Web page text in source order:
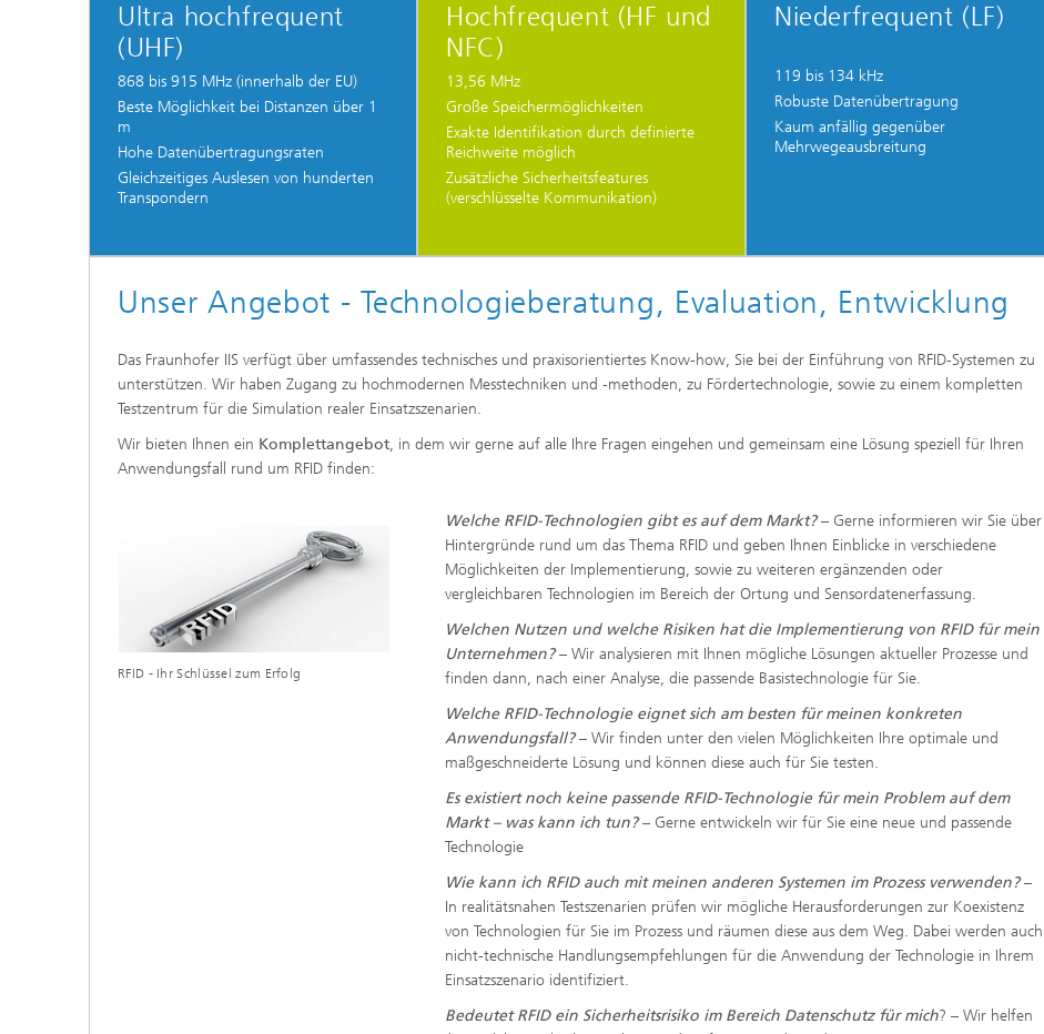
Ultra hochfrequent
(UHF)
868 bis 915 MHz (innerhalb der EU)
Beste Möglichkeit bei Distanzen über 1
m
Hohe Datenübertragungsraten
Gleichzeitiges Auslesen von hunderten
Transpondern
Hochfrequent (HF und
NFC)
13,56 MHz
Große Speichermöglichkeiten
Exakte Identifikation durch definierte
Reichweite möglich
Zusätzliche Sicherheitsfeatures
(verschlüsselte Kommunikation)
Niederfrequent (LF)
119 bis 134 kHz
Robuste Datenübertragung
Kaum anfällig gegenüber
Mehrwegeausbreitung
Unser Angebot - Technologieberatung, Evaluation, Entwicklung
Das Fraunhofer IIS verfügt über umfassendes technisches und praxisorientiertes Know-how, Sie bei der Einführung von RFID-Systemen zu
unterstützen. Wir haben Zugang zu hochmodernen Messtechniken und -methoden, zu Fördertechnologie, sowie zu einem kompletten
Testzentrum für die Simulation realer Einsatzszenarien.
Wir bieten Ihnen ein Komplettangebot, in dem wir gerne auf alle Ihre Fragen eingehen und gemeinsam eine Lösung speziell für Ihren
Anwendungsfall rund um RFID finden:
RFID - Ihr Schlüssel zum Erfolg
Welche RFID-Technologien gibt es auf dem Markt?– Gerne informieren wir Sie über
Hintergründe rund um das Thema RFID und geben Ihnen Einblicke in verschiedene
Möglichkeiten der Implementierung, sowie zu weiteren ergänzenden oder
vergleichbaren Technologien im Bereich der Ortung und Sensordatenerfassung.
Welchen Nutzen und welche Risiken hat die Implementierung von RFID für mein
Unternehmen?– Wir analysieren mit Ihnen mögliche Lösungen aktueller Prozesse und
finden dann, nach einer Analyse, die passende Basistechnologie für Sie.
Welche RFID-Technologie eignet sich am besten für meinen konkreten
Anwendungsfall?– Wir finden unter den vielen Möglichkeiten Ihre optimale und
maßgeschneiderte Lösung und können diese auch für Sie testen.
Es existiert noch keine passende RFID-Technologie für mein Problem auf dem
Markt – was kann ich tun?– Gerne entwickeln wir für Sie eine neue und passende
Technologie
Wie kann ich RFID auch mit meinen anderen Systemen im Prozess verwenden?–
In realitätsnahen Testszenarien prüfen wir mögliche Herausforderungen zur Koexistenz
von Technologien für Sie im Prozess und räumen diese aus dem Weg. Dabei werden auch
nicht-technische Handlungsempfehlungen für die Anwendung der Technologie in Ihrem
Einsatzszenario identifiziert.
Bedeutet RFID ein Sicherheitsrisiko im Bereich Datenschutz für mich? – Wir helfen